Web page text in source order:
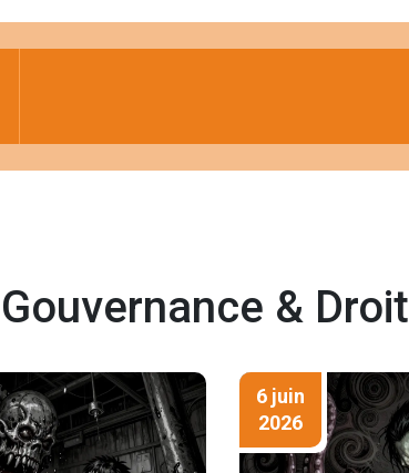
& Droit
6 juin
2026